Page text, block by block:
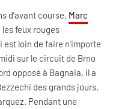
d’avant course, Marc
les feux rouges
est loin de faire n’importe
sur le circuit de Brno
opposé à Bagnaia, il a
des grands jours.
Pendant une